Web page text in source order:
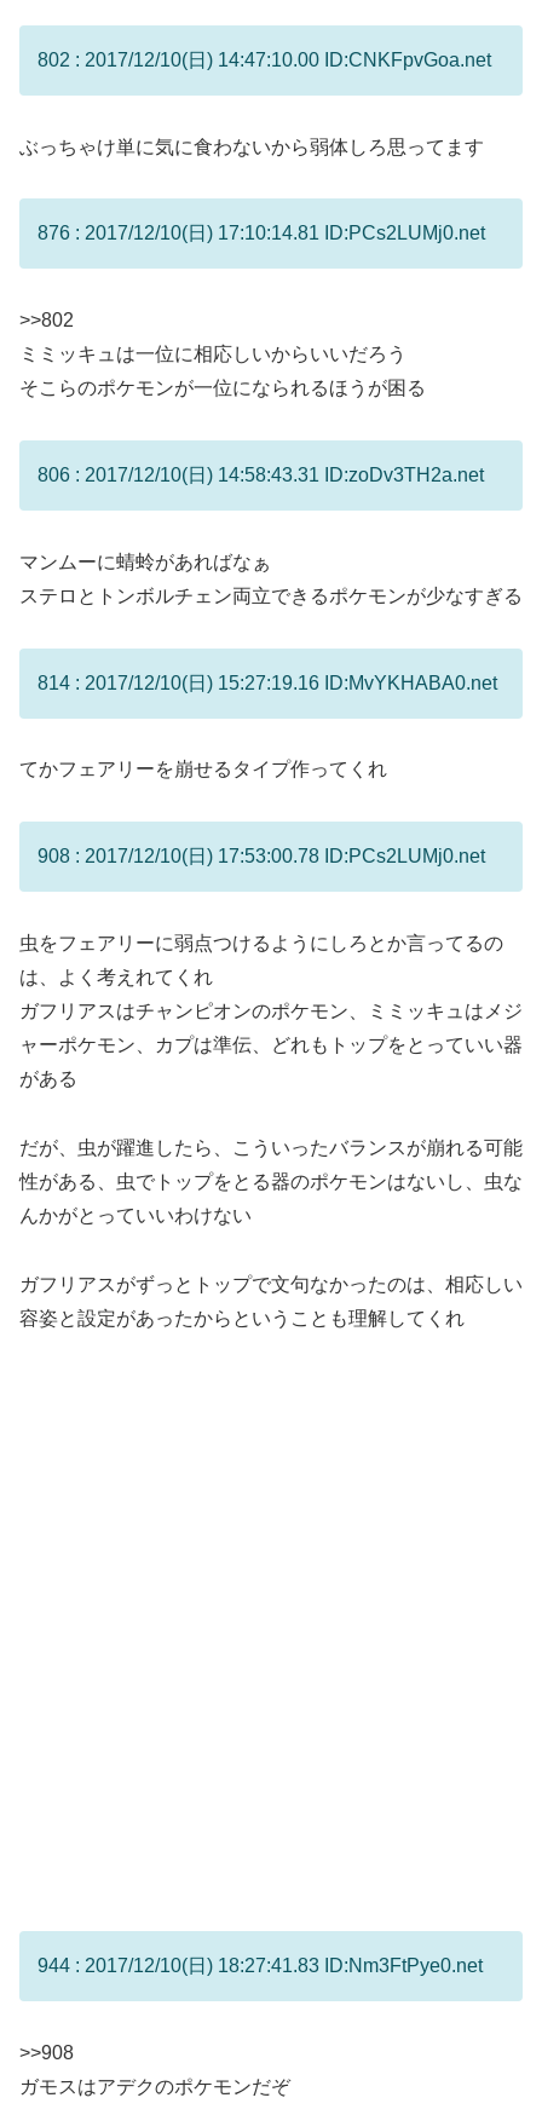
802 : 2017/12/10(日) 14:47:10.00 ID:CNKFpvGoa.net
ぶっちゃけ単に気に食わないから弱体しろ思ってます
876 : 2017/12/10(日) 17:10:14.81 ID:PCs2LUMj0.net
>>802
ミミッキュは一位に相応しいからいいだろう
そこらのポケモンが一位になられるほうが困る
806 : 2017/12/10(日) 14:58:43.31 ID:zoDv3TH2a.net
マンムーに蜻蛉があればなぁ
ステロとトンボルチェン両立できるポケモンが少なすぎる
814 : 2017/12/10(日) 15:27:19.16 ID:MvYKHABA0.net
てかフェアリーを崩せるタイプ作ってくれ
908 : 2017/12/10(日) 17:53:00.78 ID:PCs2LUMj0.net
虫をフェアリーに弱点つけるようにしろとか言ってるの
は、よく考えれてくれ
ガフリアスはチャンピオンのポケモン、ミミッキュはメジ
ャーポケモン、カプは準伝、どれもトップをとっていい器
がある
だが、虫が躍進したら、こういったバランスが崩れる可能
性がある、虫でトップをとる器のポケモンはないし、虫な
んかがとっていいわけない
ガフリアスがずっとトップで文句なかったのは、相応しい
容姿と設定があったからということも理解してくれ
944 : 2017/12/10(日) 18:27:41.83 ID:Nm3FtPye0.net
>>908
ガモスはアデクのポケモンだぞ